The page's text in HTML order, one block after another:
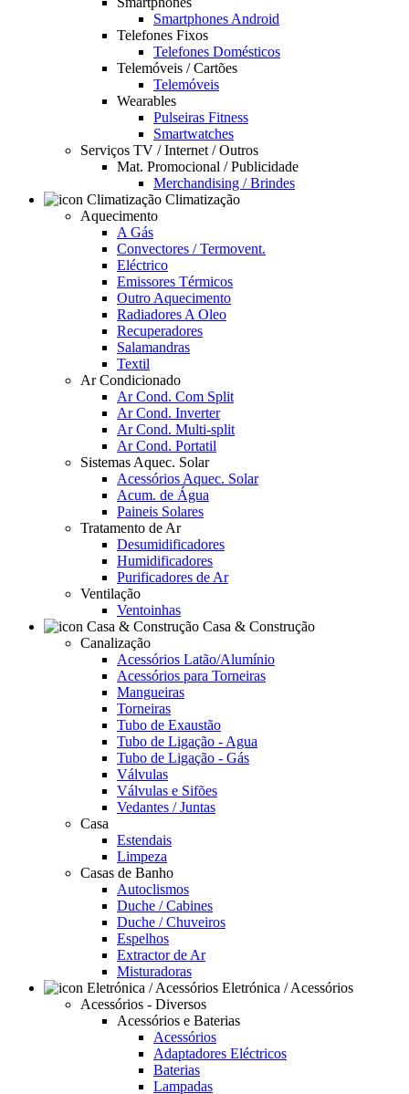
Smartphones Android
Telefones Fixos
Telefones Domésticos
Telemóveis / Cartões
Telemóveis
Wearables
Pulseiras Fitness
Smartwatches
Serviços TV / Internet / Outros
Mat. Promocional / Publicidade
Merchandising / Brindes
Climatização
Aquecimento
A Gás
Convectores / Termovent.
Eléctrico
Emissores Térmicos
Outro Aquecimento
Radiadores A Oleo
Recuperadores
Salamandras
Textil
Ar Condicionado
Ar Cond. Com Split
Ar Cond. Inverter
Ar Cond. Multi-split
Ar Cond. Portatil
Sistemas Aquec. Solar
Acessórios Aquec. Solar
Acum. de Água
Paineis Solares
Tratamento de Ar
Desumidificadores
Humidificadores
Purificadores de Ar
Ventilação
Ventoinhas
Casa & Construção
Canalização
Acessórios Latão/Alumínio
Acessórios para Torneiras
Mangueiras
Torneiras
Tubo de Exaustão
Tubo de Ligação - Agua
Tubo de Ligação - Gás
Válvulas
Válvulas e Sifões
Vedantes / Juntas
Casa
Estendais
Limpeza
Casas de Banho
Autoclismos
Duche / Cabines
Duche / Chuveiros
Espelhos
Extractor de Ar
Misturadoras
Eletrónica / Acessórios
Acessórios - Diversos
Acessórios e Baterias
Acessórios
Adaptadores Eléctricos
Baterias
Lampadas